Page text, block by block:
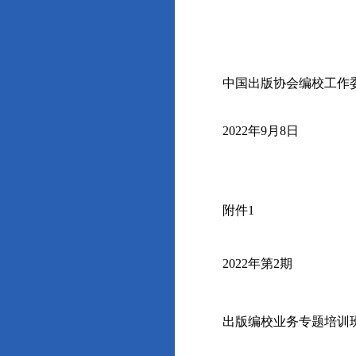
中国出版协会编校工作
2022年9月 8日
附件1
2022年第2期
出版编校业务专题培训